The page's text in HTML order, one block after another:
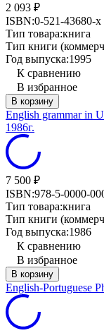
2 093 ₽
ISBN:0-521-43680-х
Тип товара:книга
Тип книги
Год выпуска:1995
К сравнению
В избранное
В корзину
English grammar in
1986г.
7 500 ₽
ISBN:978-5-0000-
Тип товара:книга
Тип книги
Год выпуска:1986
К сравнению
В избранное
В корзину
English-Portuguese